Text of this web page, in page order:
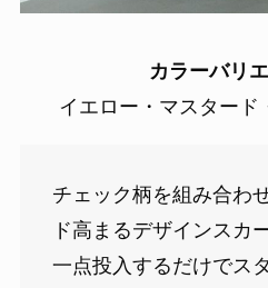
カラーバリ
イエロー・マスタード
チェック柄を組み合わ
ド高まるデザインスカ
一点投入するだけでス